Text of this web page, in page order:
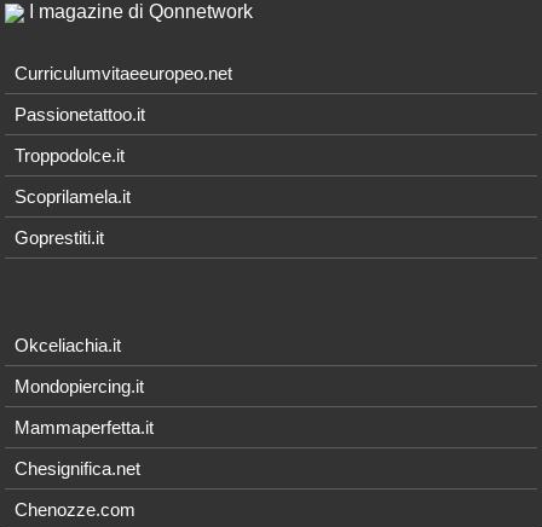
I magazine di Qonnetwork
Curriculumvitaeeuropeo.net
Passionetattoo.it
Troppodolce.it
Scoprilamela.it
Goprestiti.it
Okceliachia.it
Mondopiercing.it
Mammaperfetta.it
Chesignifica.net
Chenozze.com